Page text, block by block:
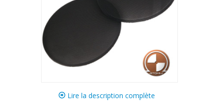
Lire la description complète